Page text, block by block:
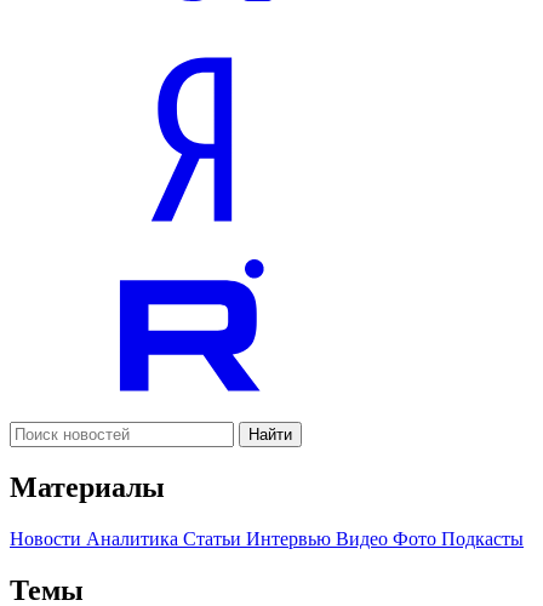
Найти
Материалы
Новости Аналитика Статьи Интервью Видео Фото Подкасты
Темы